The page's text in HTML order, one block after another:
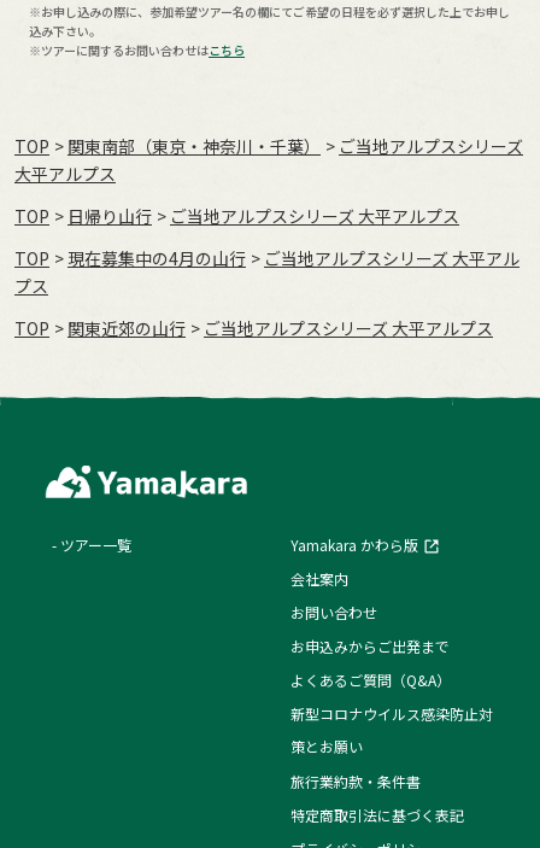
※お申し込みの際に、参加希望ツアー名の欄にてご希望の日程を必ず選択した上でお申し
込み下さい。
※ツアーに関するお問い合わせはこちら
TOP 関東南部（東京・神奈川・千葉）
ご当地アルプスシリーズ
大平アルプス
TOP
日帰り山行
ご当地アルプスシリーズ 大平アルプス
TOP
現在募集中の4月の山行
ご当地アルプスシリーズ 大平アル
プス
TOP
関東近郊の山行 ご当地アルプスシリーズ 大平アルプス
ツアー一覧
Yamakara かわら版
会社案内
お問い合わせ
お申込みからご出発まで
よくあるご質問（Q&A）
新型コロナウイルス感染防止対
策とお願い
旅行業約款・条件書
特定商取引法に基づく表記